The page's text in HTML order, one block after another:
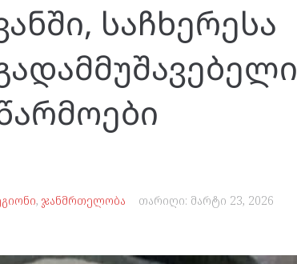
საჩხერესა
, ჯანმრთელობა თარიღი: მარტი 23, 2026